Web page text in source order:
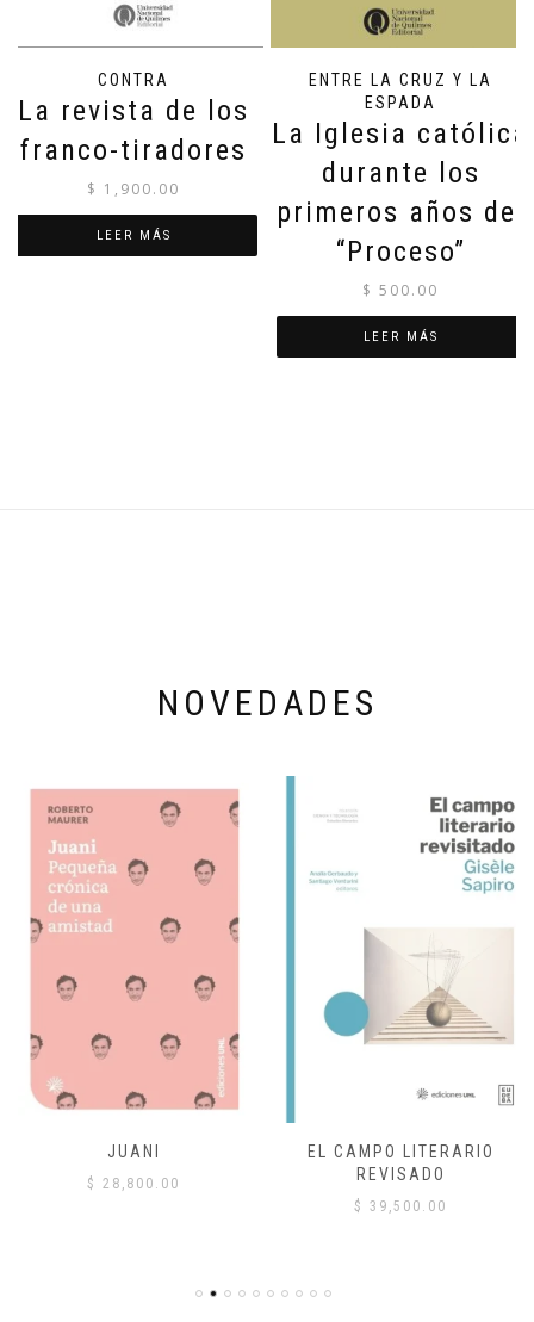
CONTRA
La revista de los
franco-tiradores
$ 1,900.00
LEER MÁS
ENTRE LA CRUZ Y LA
ESPADA
La Iglesia católica
durante los
primeros años del
“Proceso”
$ 500.00
LEER MÁS
NOVEDADES
JUANI
$ 28,800.00
EL CAMPO LITERARIO
REVISADO
$ 39,500.00